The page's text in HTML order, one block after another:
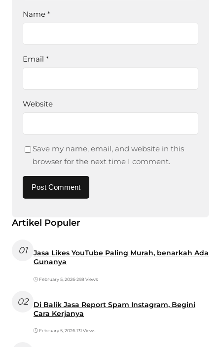
Name *
Email *
Website
Save my name, email, and website in this
browser for the next time I comment.
Artikel Populer
01
Jasa Likes YouTube Paling Murah, benarkah Ada
Gunanya
February 5, 2026•298 Views
02
Di Balik Jasa Report Spam Instagram, Begini
Cara Kerjanya
February 5, 2026•131 Views